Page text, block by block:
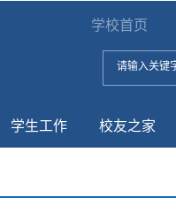
学校首页
学生工作 校友之家